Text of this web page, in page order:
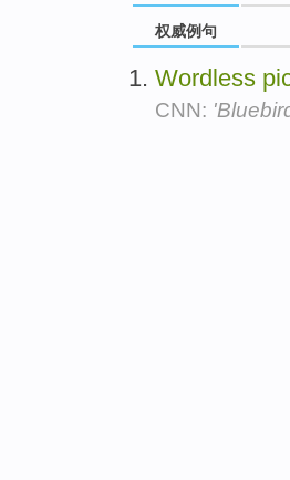
权威例句
Wordless
CNN: